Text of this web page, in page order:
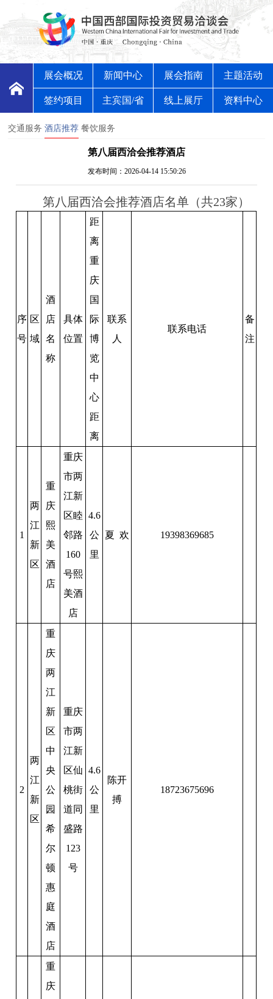
展会概况 新闻中心 展会指南 主题活动
签约项目 主宾国/省 线上展厅 资料中心
交通服务 酒店推荐 餐饮服务
第八届西洽会推荐酒店
发布时间：2026-04-14 15:50:26
第八届西洽会推荐酒店名单（共23家）
序
号
区
域
酒
店
名
称
具体
位置
距
离
重
庆
国
际
博
览
中
心
距
离
联系
人
联系电话
备
注
1
两
江
新
区
重
庆
熙
美
酒
店
重庆
市两
江新
区睦
邻路
160
号熙
美酒
店
4.6
公
里
夏 欢 19398369685
2
两
江
新
区
重
庆
两
江
新
区
中
央
公
园
希
尔
顿
惠
庭
酒
店
重庆
市两
江新
区仙
桃街
道同
盛路
123
号
4.6
公
里
陈开
搏
18723675696
重
庆